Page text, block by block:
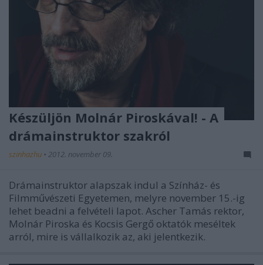
Készüljön Molnár Piroskával! - A
drámainstruktor szakról
szinhazhu • 2012. november 09.
Drámainstruktor alapszak indul a Színház- és
Filmművészeti Egyetemen, melyre november 15.-ig
lehet beadni a felvételi lapot. Ascher Tamás rektor,
Molnár Piroska és Kocsis Gergő oktatók meséltek
arról, mire is vállalkozik az, aki jelentkezik.